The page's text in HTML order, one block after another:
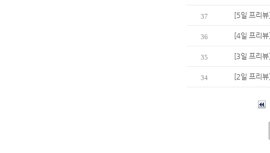
37 [5일 프리
36 [4일 프리
35 [3일 프리
34 [2일 프리